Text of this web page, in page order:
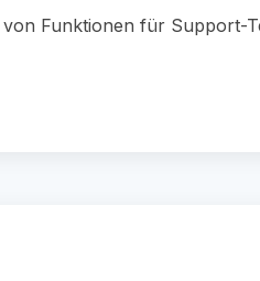
Funktionen für Support-